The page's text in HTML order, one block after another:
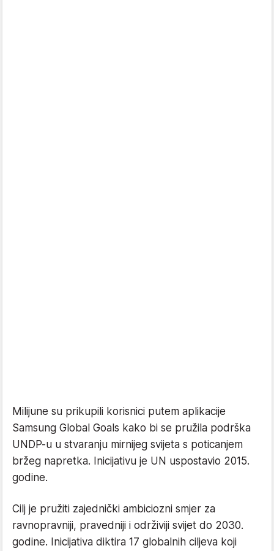
Milijune su prikupili korisnici putem aplikacije
Samsung Global Goals kako bi se pružila podrška
UNDP-u u stvaranju mirnijeg svijeta s poticanjem
bržeg napretka. Inicijativu je UN uspostavio 2015.
godine.
Cilj je pružiti zajednički ambiciozni smjer za
ravnopravniji, pravedniji i održiviji svijet do 2030.
godine. Inicijativa diktira 17 globalnih ciljeva koji